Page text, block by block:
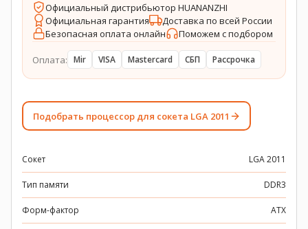
Официальный дистрибьютор HUANANZHI
Официальная гарантия
Доставка по всей России
Безопасная оплата онлайн
Поможем с подбором
Оплата: Mir VISA Mastercard СБП Рассрочка
Подобрать процессор для сокета LGA 2011
Сокет LGA 2011
Тип памяти DDR3
Форм-фактор ATX